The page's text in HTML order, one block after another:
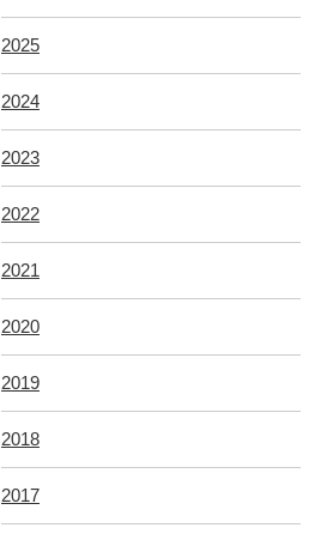
2025
2024
2023
2022
2021
2020
2019
2018
2017